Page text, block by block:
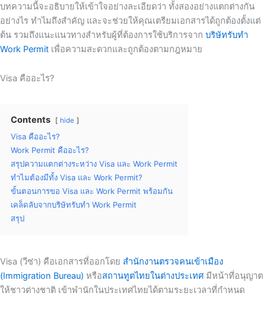
บทความนี้จะอธิบายให้เข้าใจอย่างละเอียดว่า ทั้งสองอย่างแตกต่างกัน
อย่างไร ทำไมถึงสำคัญ และจะช่วยให้คุณเตรียมเอกสารได้ถูกต้องตั้งแต่
ต้น รวมถึงแนะแนวทางสำหรับผู้ที่ต้องการใช้บริการจาก บริษัทรับทำ
Work Permit เพื่อความสะดวกและถูกต้องตามกฎหมาย
Visa คืออะไร?
Contents hide
Visa คืออะไร?
Work Permit คืออะไร?
สรุปความแตกต่างระหว่าง Visa และ Work Permit
ทำไมต้องมีทั้ง Visa และ Work Permit?
ขั้นตอนการขอ Visa และ Work Permit พร้อมกัน
เคล็ดลับจากบริษัทรับทำ Work Permit
สรุป
Visa (วีซ่า) คือเอกสารที่ออกโดย สำนักงานตรวจคนเข้าเมือง
(Immigration Bureau) หรือสถานทูตไทยในต่างประเทศ มีหน้าที่อนุญาต
ให้ชาวต่างชาติ เข้าพำนักในประเทศไทยได้ตามระยะเวลาที่กำหนด